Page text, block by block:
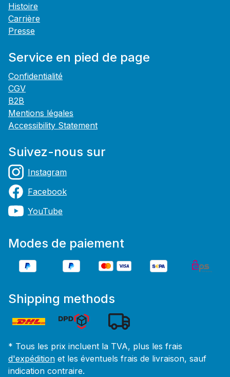
Histoire
Carrière
Presse
Service en pied de page
Confidentialité
CGV
B2B
Mentions légales
Accessibility Statement
Suivez-nous sur
Instagram
Facebook
YouTube
Modes de paiement
Shipping methods
* Tous les prix incluent la TVA, plus les frais
d'expédition et les éventuels frais de livraison, sauf
indication contraire.